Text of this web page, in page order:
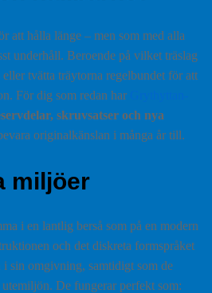
att hålla länge – men som med alla
underhåll. Beroende på vilket träslag
tvätta träytorna regelbundet för att
För dig som redan har
skruvsatser och nya
originalkänslan i många år till.
miljöer
i en lantlig berså som på en modern
och det diskreta formspråket
i sin omgivning, samtidigt som de
De fungerar perfekt som: